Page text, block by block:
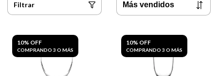
Filtrar
10% OFF
COMPRANDO 3 O MÁS
10% OFF
COMPRANDO 3 O MÁS